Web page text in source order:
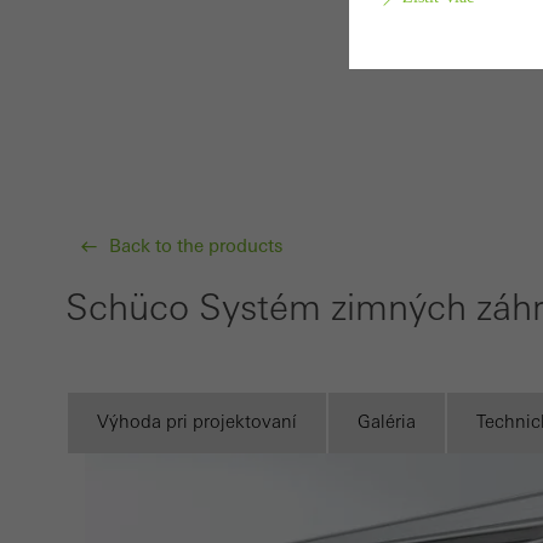
Back to the products
Schüco Systém zimných
Výhoda pri projektovaní Galéria
Túto